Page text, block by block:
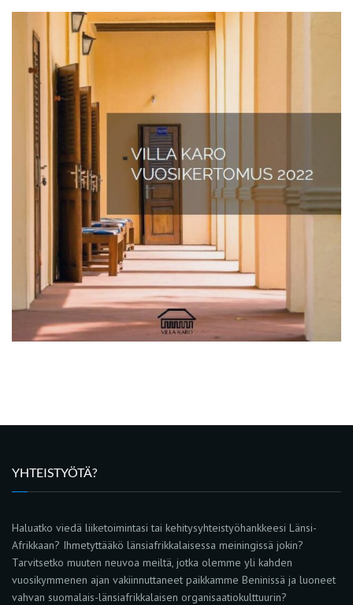
YHTEISTYÖTÄ?
Haluatko viedä liiketoimintasi tai kehitysyhteistyöhankkeesi Länsi-
Afrikkaan? Ihmetyttääkö länsiafrikkalaisessa meiningissä jokin?
Tarvitsetko muuten neuvoa meiltä, jotka olemme yli kahden
vuosikymmenen ajan vakiinnuttaneet paikkamme Beninissä ja luoneet
vahvan suomalais-länsiafrikkalaisen organisaatiokulttuurin?